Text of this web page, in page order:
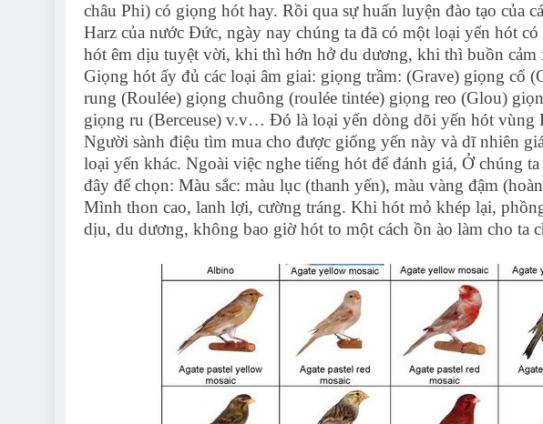
châu Phi) có giọng hót hay. Rồi qua sự huấn luyện đào tạo của
Harz của nước Đức, ngày nay chúng ta đã có một loại yến hót
hót êm dịu tuyệt vời, khi thì hớn hở du dương, khi thì buồn cảm
Giọng hót ấy đủ các loại âm giai: giọng trầm: (Grave) giọng cổ
rung (Roulée) giọng chuông (roulée tintée) giọng reo (Glou)
giọng ru (Berceuse) v.v… Đó là loại yến dòng dõi yến hót vùng
Người sành điệu tìm mua cho được giống yến này và dĩ nhiên
loại yến khác. Ngoài việc nghe tiếng hót để đánh giá, Ở chúng ta
đây để chọn: Màu sắc: màu lục (thanh yến), màu vàng đậm
Mình thon cao, lanh lợi, cường tráng. Khi hót mỏ khép lại,
dịu, du dương, không bao giờ hót to một cách ồn ào làm cho ta